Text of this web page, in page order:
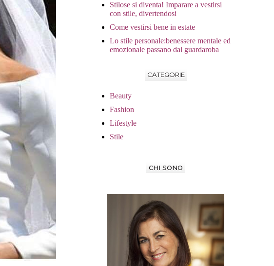
Stilose si diventa! Imparare a vestirsi
con stile, divertendosi
Come vestirsi bene in estate
Lo stile personale:benessere mentale ed
emozionale passano dal guardaroba
CATEGORIE
Beauty
Fashion
Lifestyle
Stile
CHI SONO